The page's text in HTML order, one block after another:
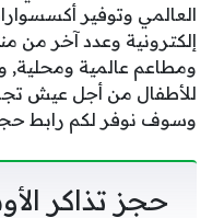
العالمي وتوفير
إلكترونية وعدد آخر من
ومطاعم عالمية
للأطفال من أجل عيش
وسوف نوفر لكم رابط
حجز تذاكر